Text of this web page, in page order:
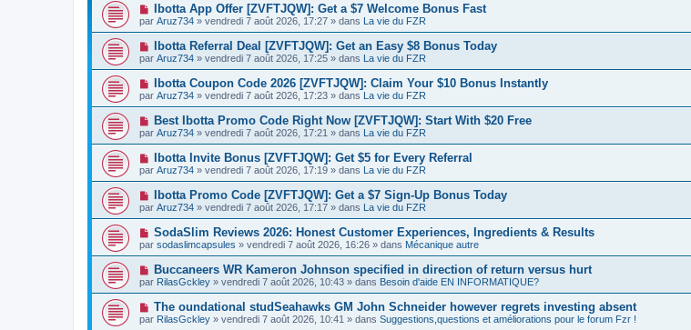
N
o
u
v
e
a
u
e
s
s
a
g
e
Ibotta App Offer [ZVFTJQW]: Get a $7 Welcome Bonus Fast
par Aruz734 » vendredi 7 août 2026, 17:27 » dans La vie du FZR
N
o
u
v
e
a
u
m
e
s
s
a
g
e
Ibotta Referral Deal [ZVFTJQW]: Get an Easy $8 Bonus Today
par Aruz734 » vendredi 7 août 2026, 17:25 » dans La vie du FZR
N
o
u
v
e
a
u
e
s
s
a
g
e
Ibotta Coupon Code 2026 [ZVFTJQW]: Claim Your $10 Bonus Instantly
par Aruz734 » vendredi 7 août 2026, 17:23 » dans La vie du FZR
N
o
u
v
e
a
u
e
s
s
a
g
e
Best Ibotta Promo Code Right Now [ZVFTJQW]: Start With $20 Free
par Aruz734 » vendredi 7 août 2026, 17:21 » dans La vie du FZR
N
o
u
v
e
a
u
m
e
s
s
a
g
e
Ibotta Invite Bonus [ZVFTJQW]: Get $5 for Every Referral
par Aruz734 » vendredi 7 août 2026, 17:19 » dans La vie du FZR
N
o
u
v
e
a
u
m
e
s
s
g
Ibotta Promo Code [ZVFTJQW]: Get a $7 Sign-Up Bonus Today
par Aruz734 » vendredi 7 août 2026, 17:17 » dans La vie du FZR
N
o
u
v
e
a
u
m
e
SodaSlim Reviews 2026: Honest Customer Experiences, Ingredients & Results
par sodaslimcapsules » vendredi 7 août 2026, 16:26 » dans Mécanique autre
N
o
u
v
a
Buccaneers WR Kameron Johnson specified in direction of return versus hurt
par RilasGckley » vendredi 7 août 2026, 10:43 » dans Besoin d'aide EN INFORMATIQUE?
N
o
u
The oundational studSeahawks GM John Schneider however regrets investing absent
par RilasGckley » vendredi 7 août 2026, 10:41 » dans Suggestions,questions et améliorations pour le forum Fzr !